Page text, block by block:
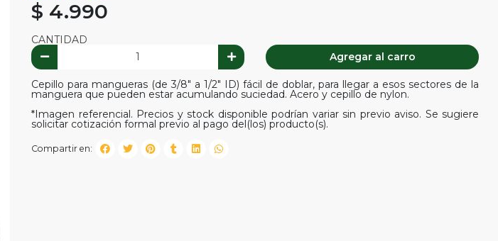
$ 4.990
CANTIDAD
Agregar al carro
Cepillo para mangueras (de 3/8" a 1/2" ID) fácil de doblar, para llegar a esos sectores de la
manguera que pueden estar acumulando suciedad. Acero y cepillo de nylon.
*Imagen referencial. Precios y stock disponible podrían variar sin previo aviso. Se sugiere
solicitar cotización formal previo al pago del(los) producto(s).
Compartir en: